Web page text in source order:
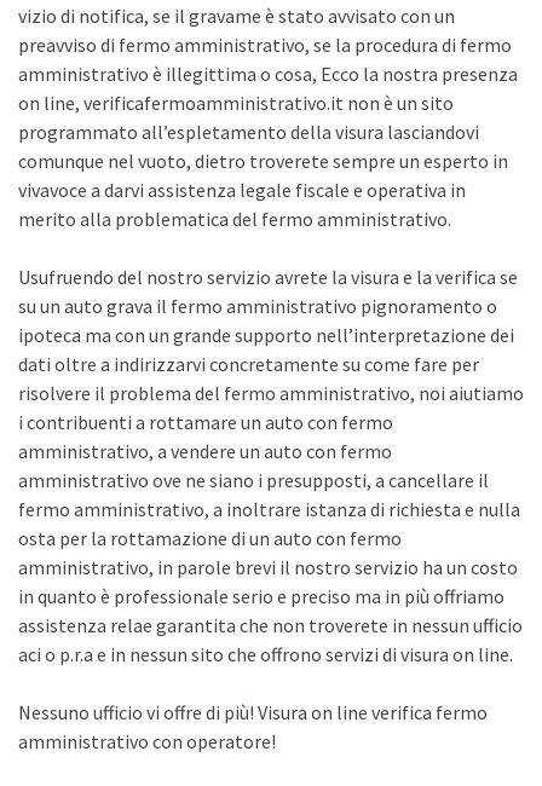
vizio di notifica, se il gravame è stato avvisato con un
preavviso di fermo amministrativo, se la procedura di fermo
amministrativo è illegittima o cosa, Ecco la nostra presenza
on line, verificafermoamministrativo.it non è un sito
programmato all’espletamento della visura lasciandovi
comunque nel vuoto, dietro troverete sempre un esperto in
vivavoce a darvi assistenza legale fiscale e operativa in
merito alla problematica del fermo amministrativo.
Usufruendo del nostro servizio avrete la visura e la verifica se
su un auto grava il fermo amministrativo pignoramento o
ipoteca ma con un grande supporto nell’interpretazione dei
dati oltre a indirizzarvi concretamente su come fare per
risolvere il problema del fermo amministrativo, noi aiutiamo
i contribuenti a rottamare un auto con fermo
amministrativo, a vendere un auto con fermo
amministrativo ove ne siano i presupposti, a cancellare il
fermo amministrativo, a inoltrare istanza di richiesta e nulla
osta per la rottamazione di un auto con fermo
amministrativo, in parole brevi il nostro servizio ha un costo
in quanto è professionale serio e preciso ma in più offriamo
assistenza relae garantita che non troverete in nessun ufficio
aci o p.r.a e in nessun sito che offrono servizi di visura on line.
Nessuno ufficio vi offre di più! Visura on line verifica fermo
amministrativo con operatore!